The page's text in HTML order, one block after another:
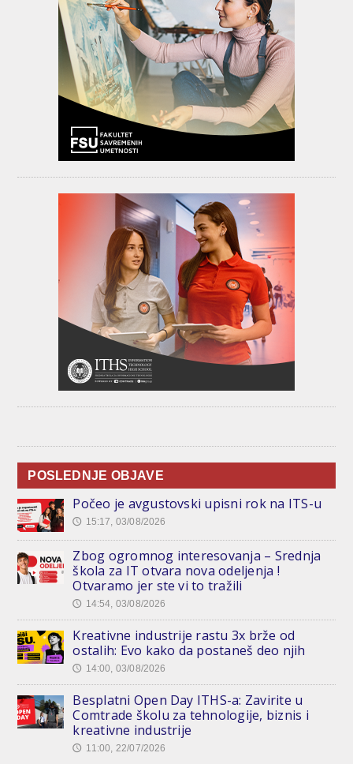
POSLEDNJE OBJAVE
Počeo je avgustovski upisni rok na ITS-u
🕔 15:17, 03/08/2026
Zbog ogromnog interesovanja – Srednja
škola za IT otvara nova odeljenja !
Otvaramo jer ste vi to tražili
🕔 14:54, 03/08/2026
Kreativne industrije rastu 3x brže od
ostalih: Evo kako da postaneš deo njih
🕔 14:00, 03/08/2026
Besplatni Open Day ITHS-a: Zavirite u
Comtrade školu za tehnologije, biznis i
kreativne industrije
🕔 11:00, 22/07/2026